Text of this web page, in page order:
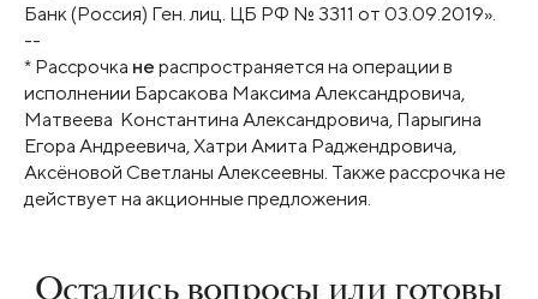
Банк (Россия) Ген. лиц. ЦБ РФ № 3311 от 03.09.2019».
--
* Рассрочка не распространяется на операции в
исполнении Барсакова Максима Александровича,
Матвеева Константина Александровича, Парыгина
Егора Андреевича, Хатри Амита Раджендровича,
Аксёновой Светланы Алексеевны. Также рассрочка не
действует на акционные предложения.
Остались вопросы или готовы